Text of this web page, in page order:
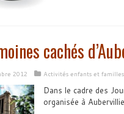
cachés
2012 Activités enfants et familles
Dans le cadre des
organisée à